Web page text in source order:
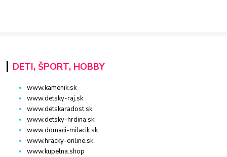
DETI, ŠPORT, HOBBY
www.kamenik.sk
www.detsky-raj.sk
www.detskaradost.sk
www.detsky-hrdina.sk
www.domaci-milacik.sk
www.hracky-online.sk
www.kupelna.shop